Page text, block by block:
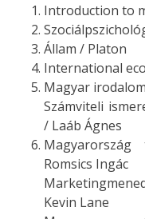
Introduction to
Állam / Platon
International
Magyar
Számviteli
/ Laáb Ágnes
Romsics Ingác
Kevin Lane